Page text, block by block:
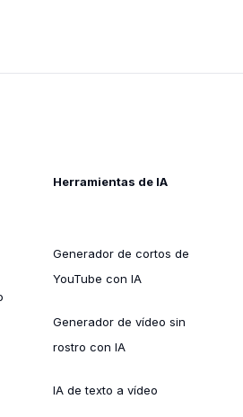
Herramientas de IA
Generador de cortos de
YouTube con IA
Generador de vídeo sin
rostro con IA
IA de texto a vídeo